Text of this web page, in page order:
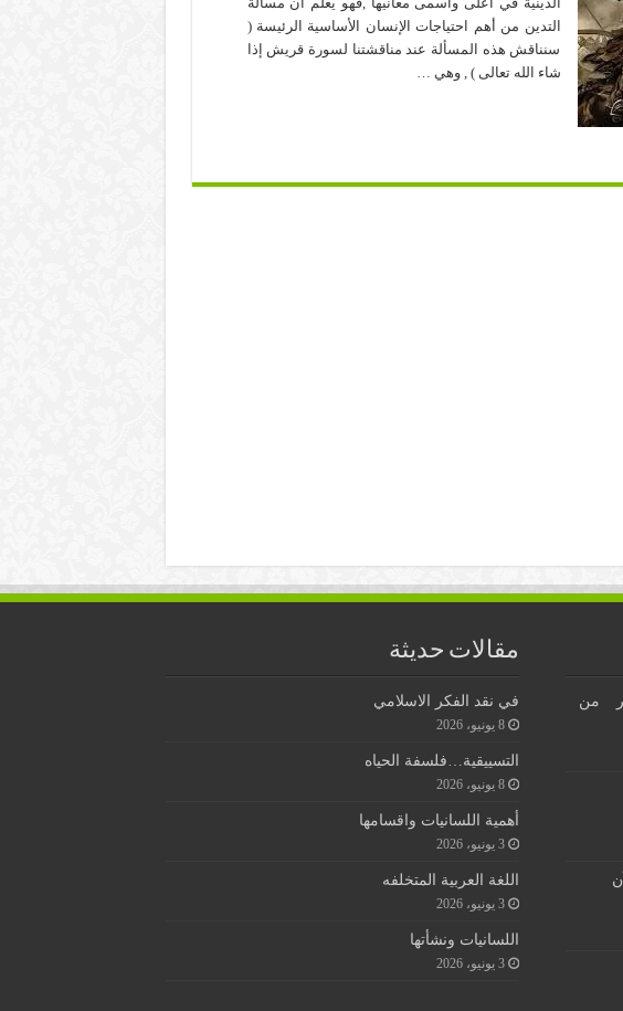
التدين من أهم احتياجات الإنسان الأساسية الرئيسة (
سنناقش هذه المسألة عند مناقشتنا لسورة قريش إذا
شاء الله تعالى ) , وهي …
من
مقالات حديثة
في نقد الفكر الاسلامي
8 يونيو، 2026
التسييقية…فلسفة الحياه
8 يونيو، 2026
أهمية اللسانيات واقسامها
3 يونيو، 2026
اللغة العربية المتخلفه
3 يونيو، 2026
اللسانيات ونشأتها
3 يونيو، 2026